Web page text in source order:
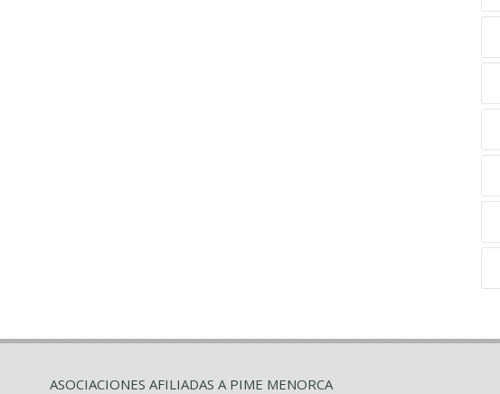
ASOCIACIONES AFILIADAS A PIME MENORCA